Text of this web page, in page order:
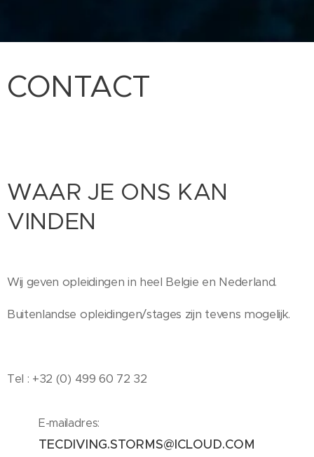
CONTACT
WAAR JE ONS KAN
VINDEN
Wij geven opleidingen in heel Belgie en Nederland.
Buitenlandse opleidingen/stages zijn tevens mogelijk.
Tel : +32 (0) 499 60 72 32
E-mailadres:
TECDIVING.STORMS@ICLOUD.COM